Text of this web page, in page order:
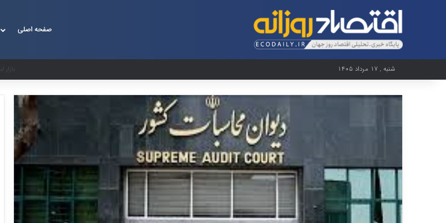
صفحه اصلی
شنبه , ۱۷ مرداد ۱۴۰۵ غضنفری: از شرکت نفت ۱۷ میلیارد دلار